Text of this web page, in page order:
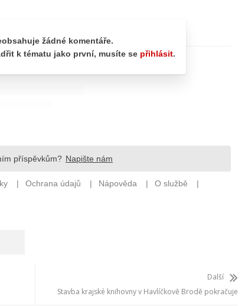
Další
Stavba krajské knihovny v Havlíčkově Brodě pokračuje